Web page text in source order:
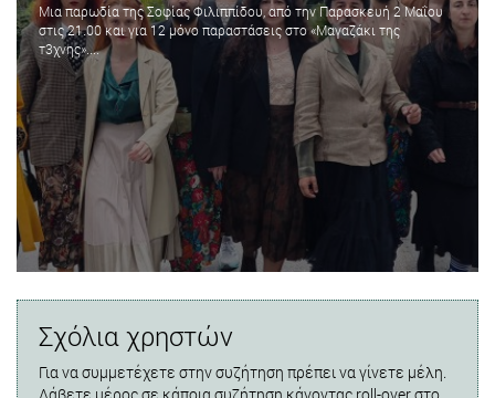
Μια παρωδία της Σοφίας Φιλιππίδου, από την Παρασκευή 2 Μαΐου
στις 21.00 και για 12 μόνο παραστάσεις στο «Μαγαζάκι της
τ3χνης»....
Σχόλια χρηστών
Για να συμμετέχετε στην συζήτηση πρέπει να γίνετε μέλη.